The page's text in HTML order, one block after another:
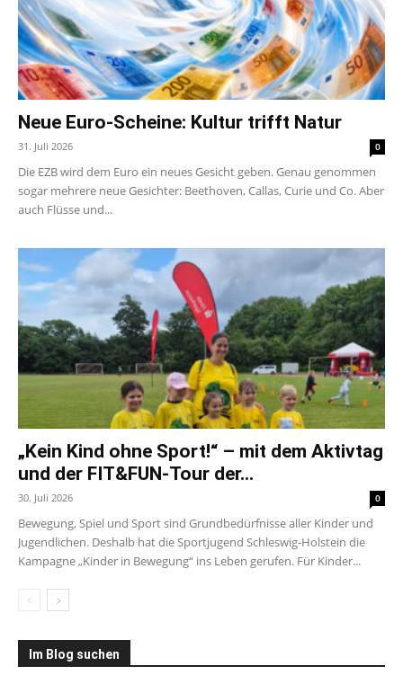
Neue Euro-Scheine: Kultur trifft Natur
31. Juli 2026 0
Die EZB wird dem Euro ein neues Gesicht geben. Genau genommen
sogar mehrere neue Gesichter: Beethoven, Callas, Curie und Co. Aber
auch Flüsse und...
„Kein Kind ohne Sport!“ – mit dem Aktivtag
und der FIT&FUN-Tour der...
30. Juli 2026 0
Bewegung, Spiel und Sport sind Grundbedürfnisse aller Kinder und
Jugendlichen. Deshalb hat die Sportjugend Schleswig-Holstein die
Kampagne „Kinder in Bewegung“ ins Leben gerufen. Für Kinder...
Im Blog suchen